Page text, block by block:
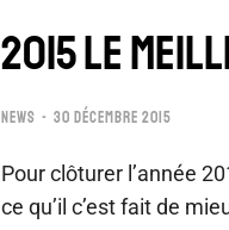
2015 LE
NEWS 30 DÉCEMBRE 2015
Pour clôturer l’année
ce qu’il c’est fait de